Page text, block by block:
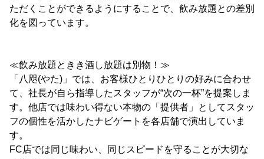
ただくことができるようにすることで、飲み放題との差別
化を図っています。
≪飲み放題ときき酒し放題は別物！≫
「八咫(やた)」では、お客様ひとりひとりの好みに合わせ
て、社長が自ら指導したスタッフが“次の一杯”を提案しま
す。他店では味わい得ない本物の「提供者」としてスタッ
フの個性を活かしたナビゲートを各店舗で演出していま
す。
FC店では同じ味わい、同じスピードを守ることが大切な